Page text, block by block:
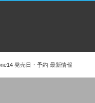
発売日・予約 最新情報